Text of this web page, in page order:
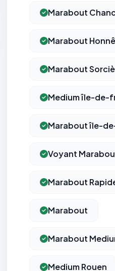
Marabout
Marabout
Marabout
Medium île-de-
Marabout île-
Voyant
Marabout
Marabout
Marabout
Medium Rouen